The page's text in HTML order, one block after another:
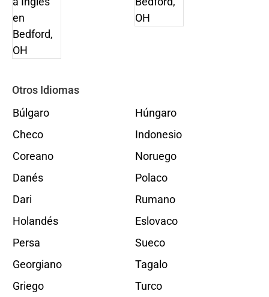
Otros Idiomas
Búlgaro
Checo
Coreano
Danés
Dari
Holandés
Persa
Georgiano
Griego
Húngaro
Indonesio
Noruego
Polaco
Rumano
Eslovaco
Sueco
Tagalo
Turco